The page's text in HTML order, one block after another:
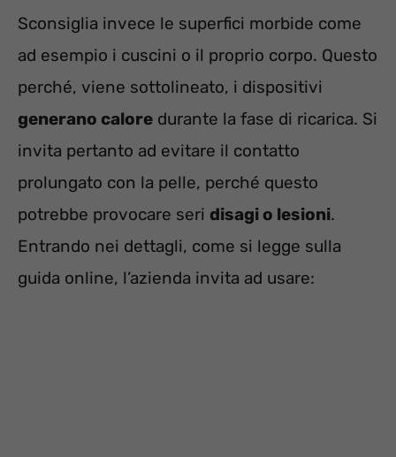
Sconsiglia invece le superfici morbide come
ad esempio i cuscini o il proprio corpo. Questo
perché, viene sottolineato, i dispositivi
generano calore durante la fase di ricarica. Si
invita pertanto ad evitare il contatto
prolungato con la pelle, perché questo
potrebbe provocare seri disagi o lesioni.
Entrando nei dettagli, come si legge sulla
guida online, l’azienda invita ad usare: